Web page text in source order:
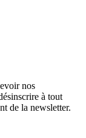
nos
à tout
de la newsletter.